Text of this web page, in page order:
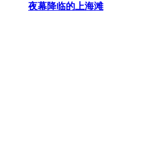
夜幕降临的上海滩